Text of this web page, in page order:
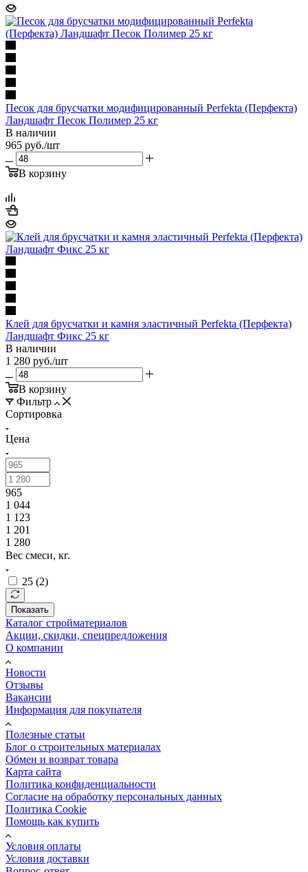
Песок для брусчатки модифицированный Perfekta (Перфекта)
Ландшафт Песок Полимер 25 кг
В наличии
965 руб./шт
В корзину
Клей для брусчатки и камня эластичный Perfekta (Перфекта)
Ландшафт Фикс 25 кг
В наличии
1 280 руб./шт
В корзину
Фильтр
Сортировка
Цена
965
1 044
1 123
1 201
1 280
Вес смеси, кг.
25 (2)
Показать
Каталог стройматериалов
Акции, скидки, спецпредложения
О компании
Новости
Отзывы
Вакансии
Информация для покупателя
Полезные статьи
Блог о строительных материалах
Обмен и возврат товара
Карта сайта
Политика конфиденциальности
Согласие на обработку персональных данных
Политика Cookie
Помощь как купить
Условия оплаты
Условия доставки